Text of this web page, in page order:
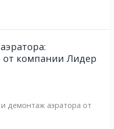
от компании Лидер
демонтаж аэратора от